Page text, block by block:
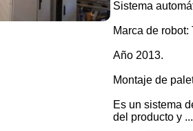
Sistema
Marca de robot:
Año 2013.
Montaje de
Es un sistema
del producto y ...